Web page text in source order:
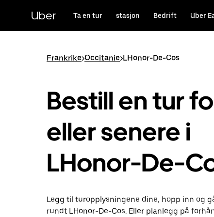
hovedinnholdet
Uber Ta en tur stasjon Bedrift Uber
Frankrike>Occitanie>LHonor-De-Cos
Bestill en tur
eller senere i
LHonor-De-
Legg til turopplysningene dine, hopp inn og
rundt LHonor-De-Cos. Eller planlegg på